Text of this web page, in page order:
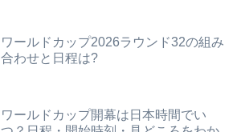
ワールドカップ2026ラウンド32の組み
合わせと日程は?
ワールドカップ開幕は日本時間でい